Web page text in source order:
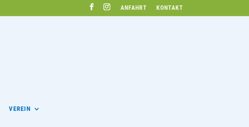
ANFAHRT KONTAKT
VEREIN